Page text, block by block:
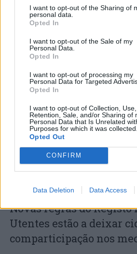
I want to opt-out of the Sharing of
personal data.
Opted In
I want to opt-out of the Sale of my
Personal Data.
Opted In
I want to opt-out of processing my
Personal Data for Targeted
Opted In
I want to opt-out of Collection, Use,
Retention, Sale, and/or Sharing of
Personal Data that Is Unrelated
Purposes for which it was collected.
Opted Out
CONFIRM
Data Deletion Data Access
ASAE deteta infrações
a estações de comboios
Novas regras do Registo
Utentes estão a deixar
comparticipação nos